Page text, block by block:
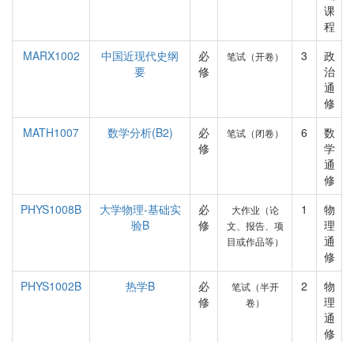
课
程
MARX1002
中国近现代史纲
要
必
修
笔试（开卷） 3
政
治
通
修
MATH1007
数学分析(B2)
必
修
笔试（闭卷） 6
数
学
通
修
PHYS1008B
大学物理-基础实
验B
必
修
大作业（论
文、报告、项
目或作品等）
1
物
理
通
修
PHYS1002B
热学B
必
修
笔试（半开
卷）
2
物
理
通
修